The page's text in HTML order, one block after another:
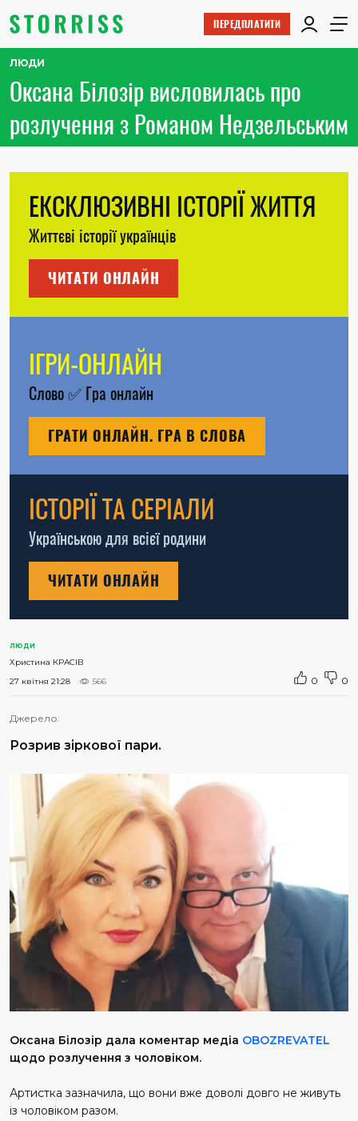
ПЕРЕДПЛАТИТИ
ЛЮДИ
Оксана Білозір висловилась про
розлучення з Романом Недзельським
ЕКСКЛЮЗИВНІ ІСТОРІЇ ЖИТТЯ
Життєві історії українців
ЧИТАТИ ОНЛАЙН
ІГРИ-ОНЛАЙН
Слово✅ Гра онлайн
ГРАТИ ОНЛАЙН. ГРА В СЛОВА
ІСТОРІЇ ТА СЕРІАЛИ
Українською для всієї родини
ЧИТАТИ ОНЛАЙН
ЛЮДИ
Христина КРАСІВ
27 квітня 21:28
566 0 0
Джерело:
Розрив зіркової пари.
Оксана Білозір дала коментар медіа OBOZREVATEL
щодо розлучення з чоловіком.
Артистка зазначила, що вони вже доволі довго не живуть
із чоловіком разом.